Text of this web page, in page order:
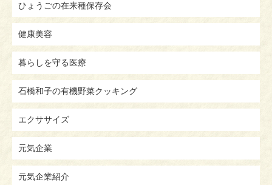
ひょうごの在来種保存会
健康美容
暮らしを守る医療
石橋和子の有機野菜クッキング
エクササイズ
元気企業
元気企業紹介